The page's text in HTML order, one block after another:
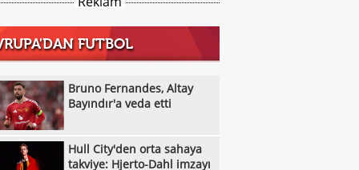
Fenerbahçe'nin Avrupa'daki kader maçı:
18 Yaş Altı Genç Kız Milli Takımı,
65-61 yenildi
Çaykur Rizespor'dan Zeqiri, Esenler
transfer oldu
Berna Yeniçeri ve Sevgi Karaoğlu'ndan
FUTBOL
Bruno Fernandes, Altay
Bayındır'a veda etti
Hull City'den orta sahaya
takviye: Hjerto-Dahl imzayı